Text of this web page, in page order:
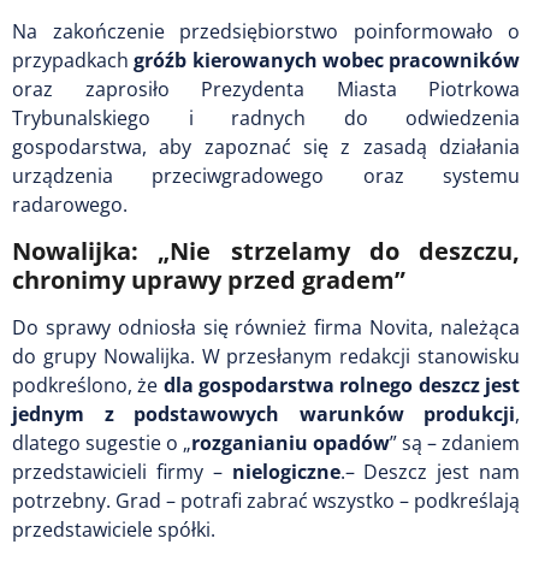
Na zakończenie przedsiębiorstwo poinformowało o
przypadkachgróźb kierowanych wobec pracowników
oraz zaprosiło Prezydenta Miasta Piotrkowa
Trybunalskiego i radnych do odwiedzenia
gospodarstwa, aby zapoznać się z zasadą działania
urządzenia przeciwgradowego oraz systemu
radarowego.
Nowalijka: „Nie strzelamy do deszczu,
chronimy uprawy przed gradem”
Do sprawy odniosła się również firma Novita, należąca
do grupy Nowalijka. W przesłanym redakcji stanowisku
podkreślono, że dla gospodarstwa rolnego deszcz jest
jednym z podstawowych warunków produkcji,
dlatego sugestie o „rozganianiu opadów” są – zdaniem
przedstawicieli firmy – nielogiczne.– Deszcz jest nam
potrzebny. Grad – potrafi zabrać wszystko – podkreślają
przedstawiciele spółki.